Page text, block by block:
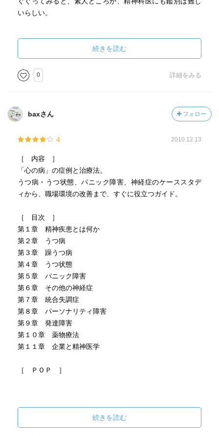
いらしい。
本書でもいわゆる「新型うつ病」に言及している。この
「病気」は医師の間でも色々意見が分かれており、著者は
「うつ病ではない」とする立場。
----
結論から言えば、「新型うつ病」は「うつ病」ではな
うである。うつ病は「うつ状態」が持続的に見られる病気
であるから、ごく短期間しかうつ状態がみられないものは
うつ病とは呼べない。
ここで分析すること自体あまり意味があるとは思えない
る。本人が精神的な不調を感じているのは確かだが、精神
科の治療は必要としないし、投薬も不要である。
----
とはいえ、本人の「未熟さ」がベースにあるという指摘
は、DSMを満たすから「うつ病のバリエーションである」
という立場の医師と変わらない。
著者は「新型うつ病」も含めて、最近増えてきた自称うつ
病の人たちを「ジャンクうつ」と呼んでいる。100ページに
その「ジャンクうつ」の人から診察室で理不尽な要求をさ
続きを読む
0 詳細をみる
baxさん フォロー
4 2010.12.13
［ 内容 ］
「心の病」の症例と治療法。
うつ病・うつ状態、パニック障害、神経症のケーススタデ
ィから、職場環境の改善まで、すぐに役立つガイド。
［ 目次 ］
第１章 精神疾患とは何か
第２章 うつ病
第３章 躁うつ病
第４章 うつ状態
第５章 パニック障害
第６章 その他の神経症
第７章 統合失調症
第８章 パーソナリティ障害
第９章 発達障害
第１０章 薬物療法
第１１章 企業と精神医学
［ ＰＯＰ ］
☆☆☆☆☆☆☆ おすすめ度
続きを読む